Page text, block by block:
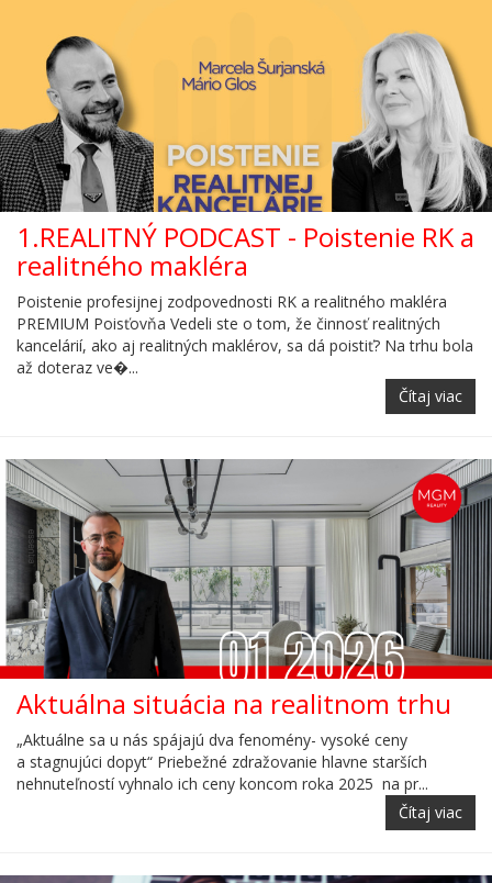
1.REALITNÝ PODCAST - Poistenie RK a
realitného makléra
Poistenie profesijnej zodpovednosti RK a realitného makléra
PREMIUM Poisťovňa Vedeli ste o tom, že činnosť realitných
kancelárií, ako aj realitných maklérov, sa dá poistiť? Na trhu bola
až doteraz ve�...
Čítaj viac
Aktuálna situácia na realitnom trhu
„Aktuálne sa u nás spájajú dva fenomény- vysoké ceny
a stagnujúci dopyt“ Priebežné zdražovanie hlavne starších
nehnuteľností vyhnalo ich ceny koncom roka 2025 na pr...
Čítaj viac